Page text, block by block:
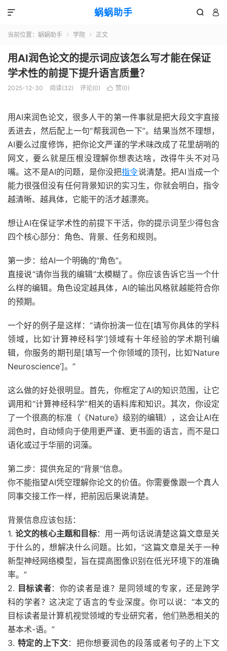
蜗蜗助手  

当前位置： 蜗蜗助手  学院  正文
用AI润色论文的提示词应该怎么写才能在保证
学术性的前提下提升语言质量？
2025-12-30 阅读(32) 评论(0)  赞(0)
用AI来润色论文，很多人干的第一件事就是把大段文字直接
丢进去，然后配上一句“帮我润色一下”。结果当然不理想，
AI要么过度修饰，把你论文严谨的学术味改成了花里胡哨的
网文，要么就是压根没理解你想表达啥，改得牛头不对马
嘴。这不是AI的问题，是你没把指令说清楚。把AI当成一个
能力很强但没有任何背景知识的实习生，你就会明白，指令
越清晰、越具体，它能干的活才越漂亮。
想让AI在保证学术性的前提下干活，你的提示词至少得包含
四个核心部分：角色、背景、任务和规则。
第一步：给AI一个明确的“角色”。
直接说“请你当我的编辑”太模糊了。你应该告诉它当一个什
么样的编辑。角色设定越具体，AI的输出风格就越能符合你
的预期。
一个好的例子是这样：“请你扮演一位在[填写你具体的学科
领域，比如‘计算神经科学’]领域有十年经验的学术期刊编
辑，你服务的期刊是[填写一个你领域的顶刊，比如‘Nature
Neuroscience’]。”
这么做的好处很明显。首先，你框定了AI的知识范围，让它
调用和“计算神经科学”相关的语料库和知识。其次，你设定
了一个很高的标准（《Nature》级别的编辑），这会让AI在
润色时，自动倾向于使用更严谨、更书面的语言，而不是口
语化或过于华丽的词藻。
第二步：提供充足的“背景”信息。
你不能指望AI凭空理解你论文的价值。你需要像跟一个真人
同事交接工作一样，把前因后果说清楚。
背景信息应该包括：
1.论文的核心主题和目标：用一两句话说清楚这篇文章是关
于什么的，想解决什么问题。比如，“这篇文章是关于一种
新型神经网络模型，旨在提高图像识别在低光环境下的准确
率。”
2. 目标读者：你的读者是谁？是同领域的专家，还是跨学
科的学者？这决定了语言的专业深度。你可以说：“本文的
目标读者是计算机视觉领域的专业研究者，他们熟悉相关的
基本术-语。”
3. 特定的上下文：把你想要润色的段落或者句子的上下文